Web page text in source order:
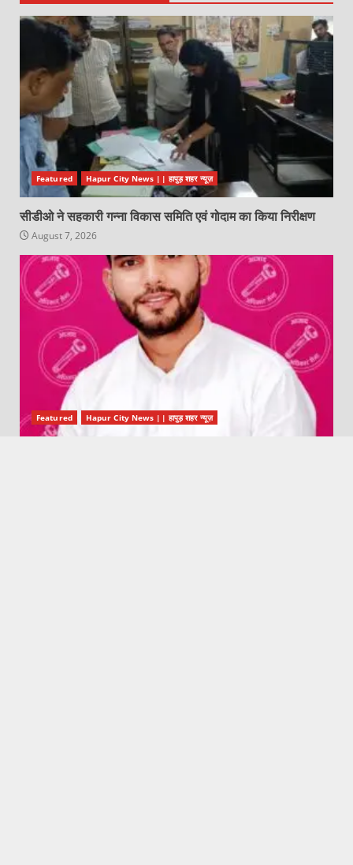
Featured Hapur City News || हापुड़ शहर न्यूज़
सीडीओ ने सहकारी गन्ना विकास समिति एवं गोदाम का किया निरीक्षण
August 7, 2026
Featured Hapur City News || हापुड़ शहर न्यूज़